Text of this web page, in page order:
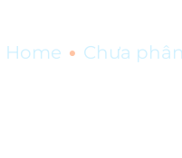
Home • Chưa